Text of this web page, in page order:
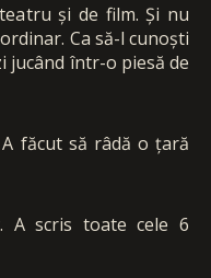
și de film. Și nu
Ca să-l cunoști
jucând într-o piesă de
făcut să râdă o țară
A scris toate cele 6